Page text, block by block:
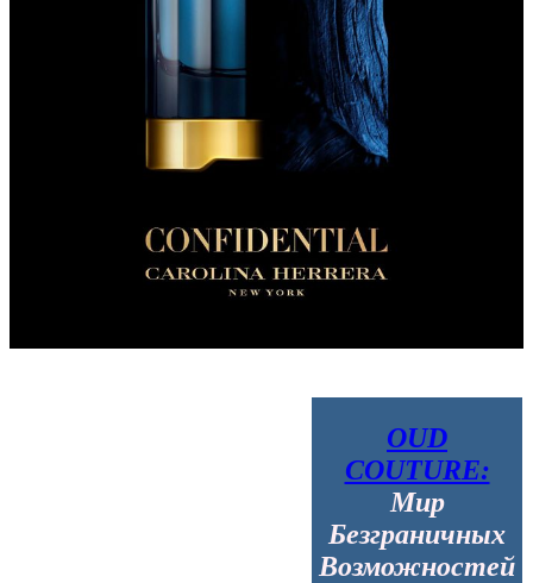
OUD
COUTURE:
Мир
Безграничных
Возможностей